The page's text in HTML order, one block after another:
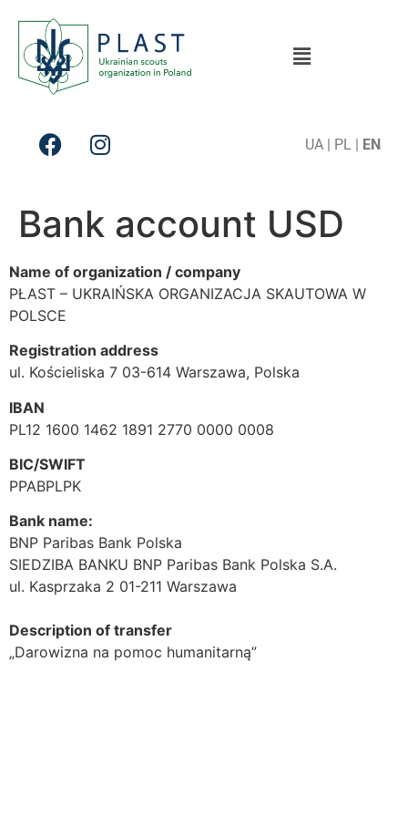
UA | PL | EN
Bank account USD
Name of organization / company
PŁAST – UKRAIŃSKA ORGANIZACJA SKAUTOWA W
POLSCE
Registration address
ul. Kościeliska 7 03-614 Warszawa, Polska
IBAN
PL12 1600 1462 1891 2770 0000 0008
BIC/SWIFT
PPABPLPK
Bank name:
BNP Paribas Bank Polska
SIEDZIBA BANKU BNP Paribas Bank Polska S.A.
ul. Kasprzaka 2 01-211 Warszawa
Description of transfer
„Darowizna na pomoc humanitarną”